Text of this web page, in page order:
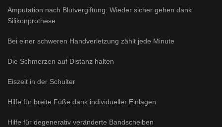
Amputation nach Blutvergiftung: Wieder sicher gehen dank
Silikonprothese
Bei einer schweren Handverletzung zählt jede Minute
Die Schmerzen auf Distanz halten
Eiszeit in der Schulter
Hilfe für breite Füße dank individueller Einlagen
Hilfe für degenerativ veränderte Bandscheiben